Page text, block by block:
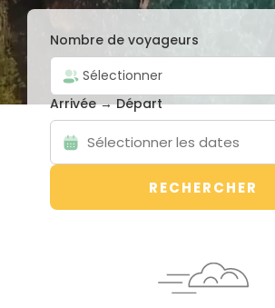
Nombre de voyageurs
Arrivée → Départ
RECHERCHER